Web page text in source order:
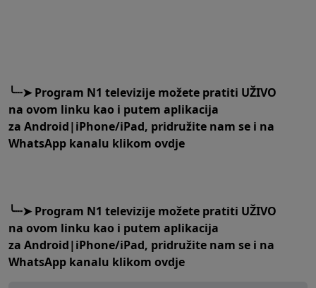
╰┈➤Program N1 televizije možete pratiti UŽIVO
na ovom linku kao i putem aplikacija
za Android|iPhone/iPad, pridružite nam se i na
WhatsApp kanalu klikom ovdje
╰┈➤Program N1 televizije možete pratiti UŽIVO
na ovom linku kao i putem aplikacija
za Android|iPhone/iPad, pridružite nam se i na
WhatsApp kanalu klikom ovdje